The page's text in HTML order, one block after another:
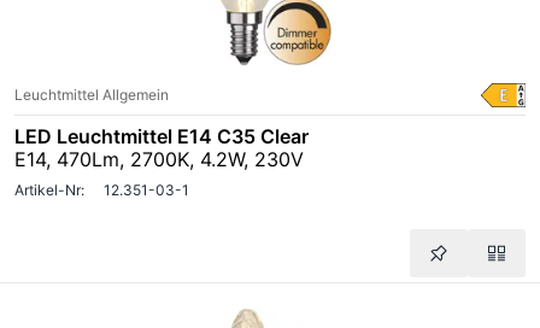
Leuchtmittel Allgemein
LED Leuchtmittel E14 C35 Clear
E14, 470Lm, 2700K, 4.2W, 230V
Artikel-Nr: 12.351-03-1